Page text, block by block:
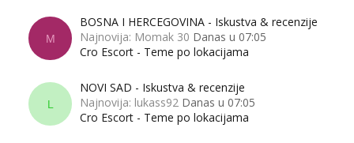
M
BOSNA I HERCEGOVINA - Iskustva & recenzije
Najnovija: Momak 30 Danas u 07:05
Cro Escort - Teme po lokacijama
L
NOVI SAD - Iskustva & recenzije
Najnovija: lukass92 Danas u 07:05
Cro Escort - Teme po lokacijama